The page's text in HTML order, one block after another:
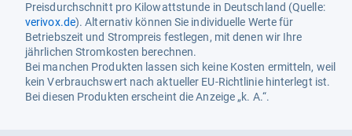
Preisdurchschnitt pro Kilowattstunde in Deutschland (Quelle:
verivox.de). Alternativ können Sie individuelle Werte für
Betriebszeit und Strompreis festlegen, mit denen wir Ihre
jährlichen Stromkosten berechnen.
Bei manchen Produkten lassen sich keine Kosten ermitteln, weil
kein Verbrauchswert nach aktueller EU-Richtlinie hinterlegt ist.
Bei diesen Produkten erscheint die Anzeige „k. A.“.